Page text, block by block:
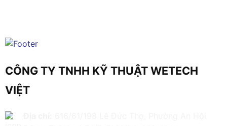
CÔNG TY TNHH KỸ THUẬT WETECH
VIỆT